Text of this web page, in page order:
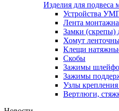
Изделия для подвеса
Устройства
Лента
Замки (скрепы)
Хомут
Клещи
Скобы
Зажимы
Зажимы
Узлы
Вертлюги,